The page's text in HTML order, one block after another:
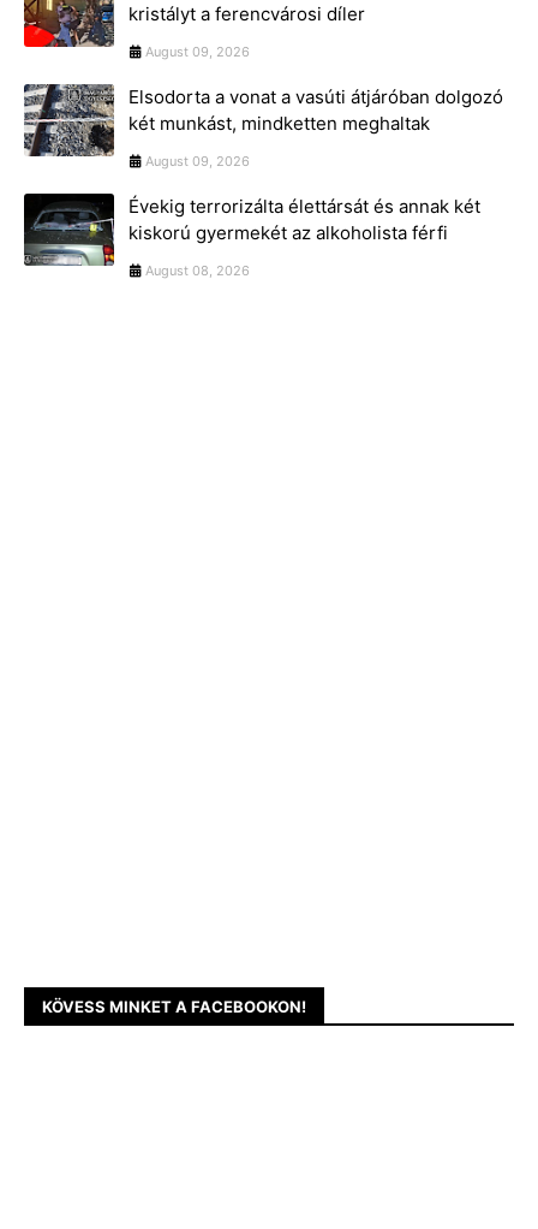
kristályt a ferencvárosi díler
August 09, 2026
Elsodorta a vonat a vasúti átjáróban dolgozó
két munkást, mindketten meghaltak
August 09, 2026
Évekig terrorizálta élettársát és annak két
kiskorú gyermekét az alkoholista férfi
August 08, 2026
KÖVESS MINKET A FACEBOOKON!